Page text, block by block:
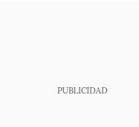
PUBLICIDAD